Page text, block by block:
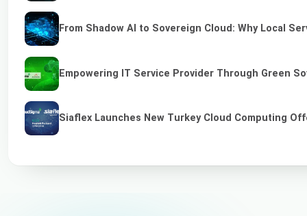
From Shadow AI to Sovereign Cloud: Why Local
Empowering IT Service Provider Through Green
Siaflex Launches New Turkey Cloud Computing